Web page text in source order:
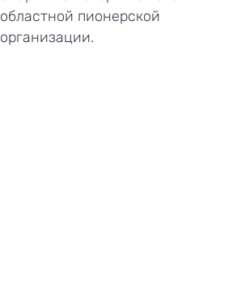
областной пионерской
организации.